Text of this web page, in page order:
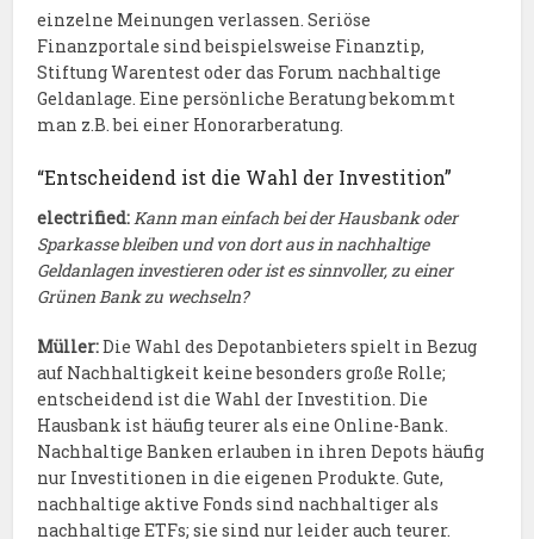
einzelne Meinungen verlassen. Seriöse
Finanzportale sind beispielsweise Finanztip,
Stiftung Warentest oder das Forum nachhaltige
Geldanlage. Eine persönliche Beratung bekommt
man z.B. bei einer Honorarberatung.
“Entscheidend ist die Wahl der Investition”
electrified: Kann man einfach bei der Hausbank oder
Sparkasse bleiben und von dort aus in nachhaltige
Geldanlagen investieren oder ist es sinnvoller, zu einer
Grünen Bank zu wechseln?
Müller:Die Wahl des Depotanbieters spielt in Bezug
auf Nachhaltigkeit keine besonders große Rolle;
entscheidend ist die Wahl der Investition. Die
Hausbank ist häufig teurer als eine Online-Bank.
Nachhaltige Banken erlauben in ihren Depots häufig
nur Investitionen in die eigenen Produkte. Gute,
nachhaltige aktive Fonds sind nachhaltiger als
nachhaltige ETFs; sie sind nur leider auch teurer.